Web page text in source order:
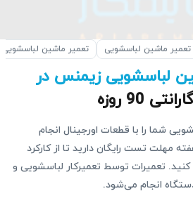
تعمیر ماشین لباسشویی تعمیر ماشین
لباسشویی زیمنس در
90 روزه
شما را با قطعات اورجینال انجام
مهلت تست رایگان دارید تا از کارکرد
تعمیرات توسط تعمیرکار لباسشویی و
انجام می‌شود.